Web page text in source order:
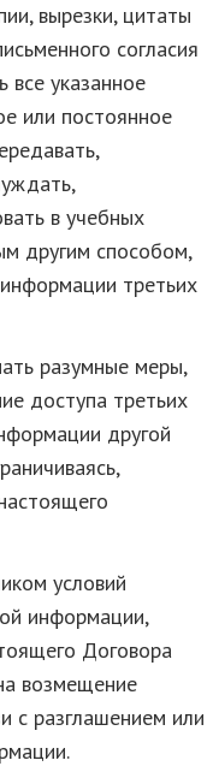
вырезки, цитаты
согласия
все указанное
или постоянное
в учебных
другим способом,
третьих
разумные меры,
доступа третьих
другой
условий
информации,
Договора
возмещение
с разглашением или